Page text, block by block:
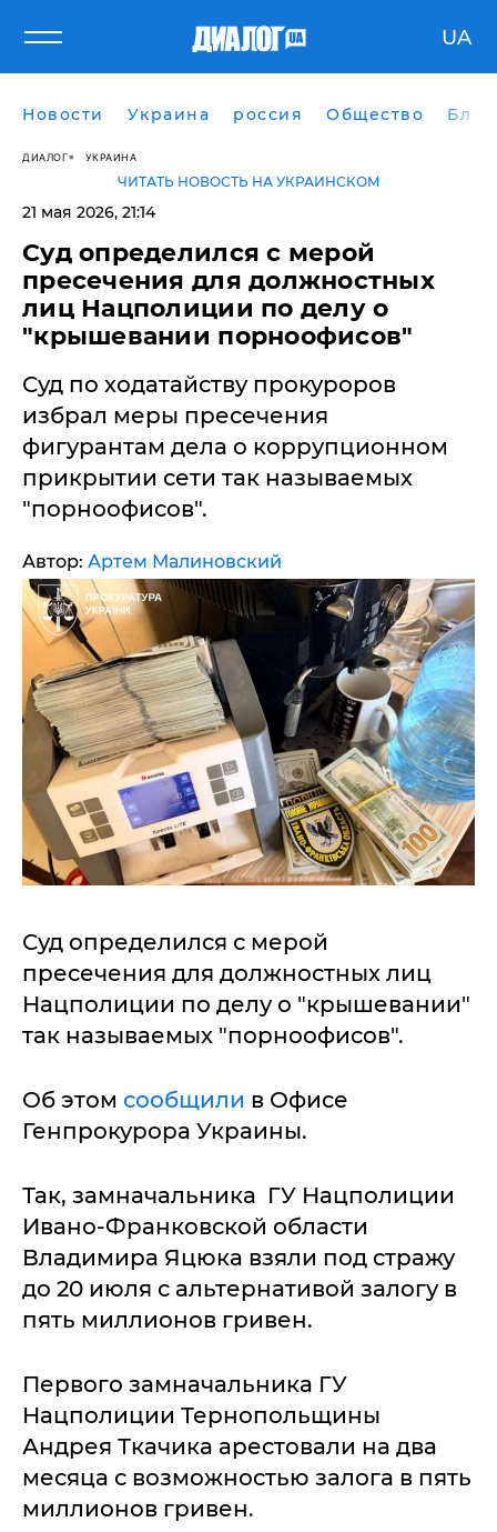
UA
Новости Украина россия Общество
ДИАЛОГ УКРАИНА
ЧИТАТЬ НОВОСТЬ НА УКРАИНСКОМ
21 мая 2026, 21:14
Суд определился с мерой
пресечения для должностных
лиц Нацполиции по делу о
"крышевании порноофисов"
Суд по ходатайству прокуроров
избрал меры пресечения
фигурантам дела о коррупционном
прикрытии сети так называемых
"порноофисов".
Автор: Артем Малиновский
Суд определился с мерой
пресечения для должностных лиц
Нацполиции по делу о "крышевании"
так называемых "порноофисов".
Об этом сообщили в Офисе
Генпрокурора Украины.
Так, замначальника ГУ Нацполиции
Ивано-Франковской области
Владимира Яцюка взяли под стражу
до 20 июля с альтернативой залогу в
пять миллионов гривен.
Первого замначальника ГУ
Нацполиции Тернопольщины
Андрея Ткачика арестовали на два
месяца с возможностью залога в пять
миллионов гривен.